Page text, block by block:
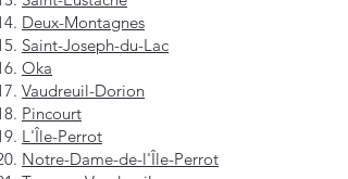
Deux-Montagnes
Saint-Joseph-du-Lac
Oka
Vaudreuil-Dorion
Pincourt
L'Île-Perrot
Notre-Dame-de-l'Île-Perrot